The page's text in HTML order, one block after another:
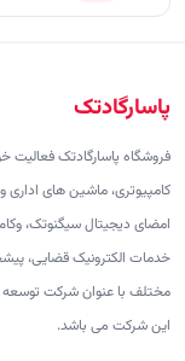
پاسارگادتک
کامپیوتری، ماشین های اداری
امضای دیجیتال سیگنوتک،
مختلف با عنوان شرکت توسعه
این شرکت می باشد.